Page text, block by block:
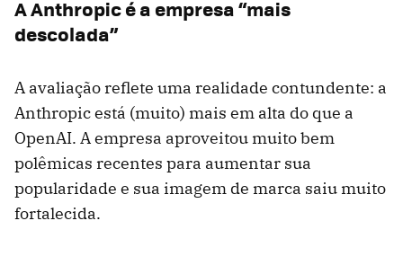
A Anthropic é a empresa “mais
descolada”
A avaliação reflete uma realidade contundente: a
Anthropic está (muito) mais em alta do que a
OpenAI. A empresa aproveitou muito bem
polêmicas recentes para aumentar sua
popularidade e sua imagem de marca saiu muito
fortalecida.